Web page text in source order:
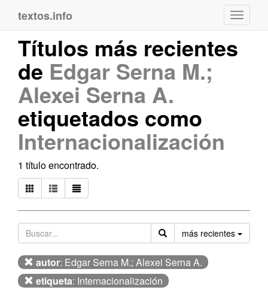
textos.info
Títulos más recientes
de Edgar Serna M.;
Alexei Serna A.
etiquetados como
Internacionalización
1 título encontrado.
más recientes
autor: Edgar Serna M.; Alexei Serna A.
etiqueta: Internacionalización